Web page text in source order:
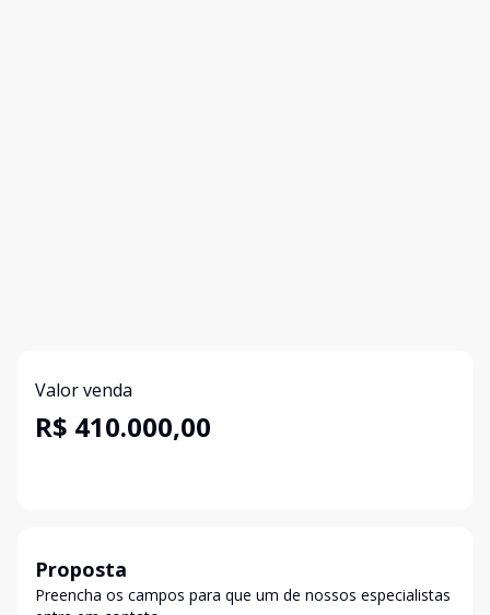
Valor venda
R$ 410.000,00
Proposta
Preencha os campos para que um de nossos especialistas